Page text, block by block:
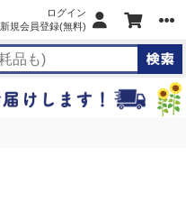
ログイン
新規会員登録(無料)